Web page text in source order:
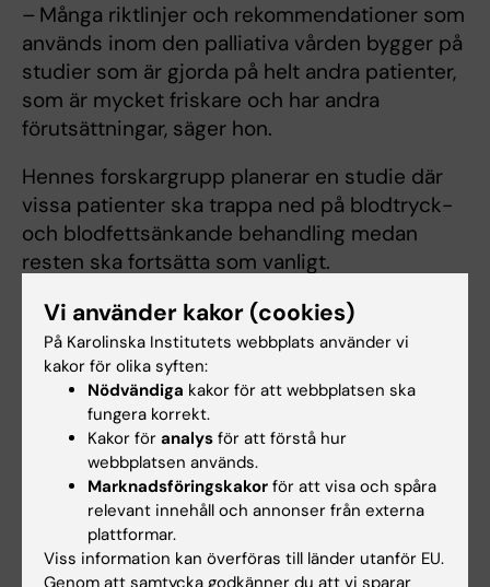
– Många riktlinjer och rekommendationer som
används inom den palliativa vården bygger på
studier som är gjorda på helt andra patienter,
som är mycket friskare och har andra
förutsättningar, säger hon.
Hennes forskargrupp planerar en studie där
vissa patienter ska trappa ned på blodtryck-
och blodfettsänkande behandling medan
resten ska fortsätta som vanligt.
– Det finns en rädsla för att ta bort de här
läkemedlen. Men det är vanligt att blodtrycket
går ner av sig självt vid livets slut och även
kolesterolnivåer kan sjunka. Då ger läkemedlen
mest biverkningar utan att göra nytta, säger
Linda Björkhem-Bergman.
Tidig palliativ insats ger vinster
En återkommande kritik i dokument som
Vi använder kakor (cookies)
På Karolinska Institutets webbplats använder vi
kakor för olika syften:
Nödvändiga kakor för att webbplatsen ska
fungera korrekt.
Kakor för analys för att förstå hur
webbplatsen används.
Marknadsföringskakor för att visa och spåra
relevant innehåll och annonser från externa
plattformar.
Viss information kan överföras till länder utanför EU.
Genom att samtycka godkänner du att vi sparar